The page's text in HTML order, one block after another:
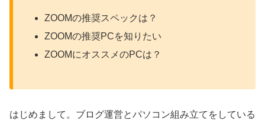
ZOOMの推奨スペックは？
ZOOMの推奨PCを知りたい
ZOOMにオススメのPCは？
はじめまして。ブログ運営とパソコン組み立てをしている